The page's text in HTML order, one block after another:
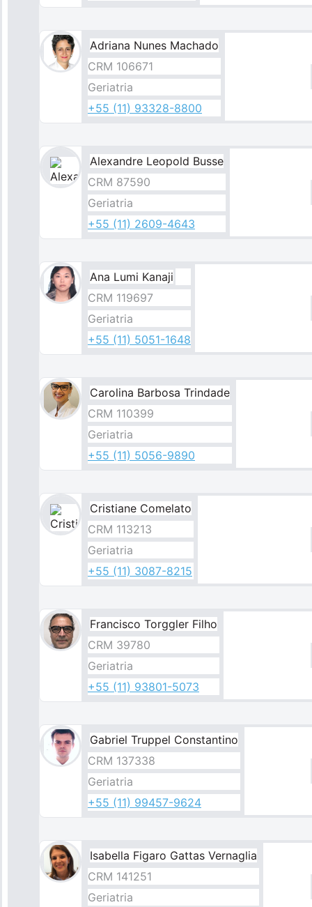
Adriana Nunes Machado
CRM 106671
Geriatria
+55 (11) 93328-8800
Imagem Alexandre Leopold Busse​
CRM 87590
Geriatria
+55 (11) 2609-4643
Ana Lumi Kanaji
CRM 119697
Geriatria
+55 (11) 5051-1648
Carolina Barbosa Trindade
CRM 110399
Geriatria
+55 (11) 5056-9890
Imagem Cristiane Comelato
CRM 113213
Geriatria
+55 (11) 3087-8215
Francisco Torggler Filho​
CRM 39780
Geriatria
+55 (11) 93801-5073
Gabriel Truppel Constantino
CRM 137338
Geriatria
+55 (11) 99457-9624
Isabella Figaro Gattas Vernaglia
CRM 141251
Geriatria